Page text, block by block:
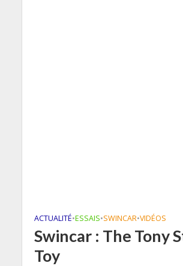
ACTUALITÉ•ESSAIS•SWINCAR•VIDÉOS
Swincar : The Tony
Toy